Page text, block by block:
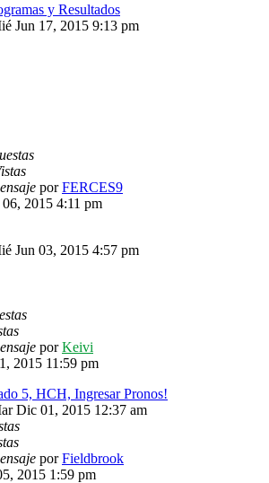
y Resultados
Jun 17, 2015 9:13 pm
porFERCES9
2015 4:11 pm
Jun 03, 2015 4:57 pm
porKeivi
2015 11:59 pm
5, HCH, Ingresar Pronos!
Dic 01, 2015 12:37 am
porFieldbrook
2015 1:59 pm